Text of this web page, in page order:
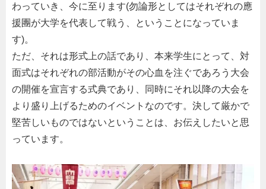
わっていき、今に至ります(勿論形としてはそれぞれの應
援團が大学を代表して戦う、ということになっていま
す)。
ただ、それは形式上の話であり、本来学生にとって、対
面式はそれぞれの部活動がその心血を注ぐであろう大会
の開催を宣言する式典であり、同時にそれ以降の大会を
より盛り上げるためのイベントなのです。決して厳かで
堅苦しいものではないということは、お伝えしたいと思
っています。